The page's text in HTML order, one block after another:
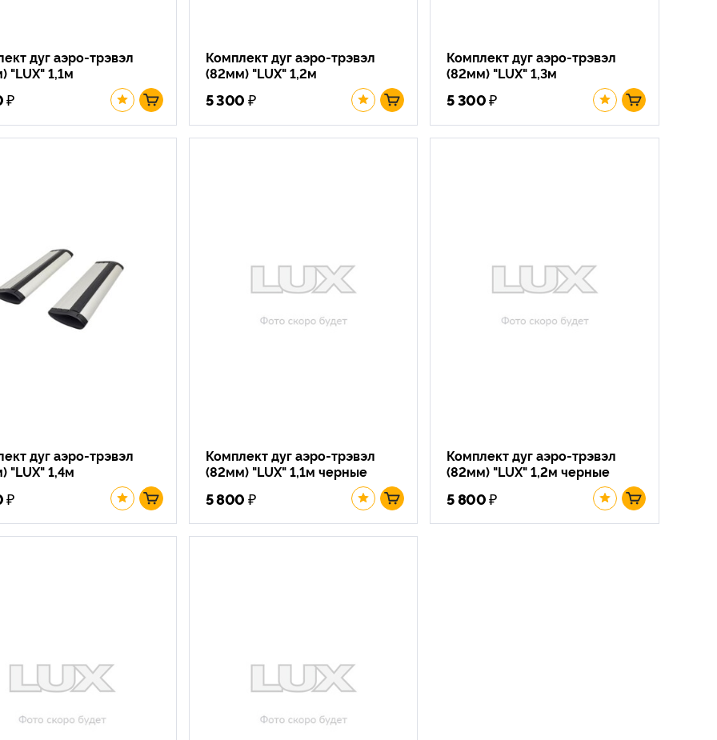
дуг аэро-трэвэл
"LUX" 1,1м
₽
Комплект дуг аэро-трэвэл
(82мм) "LUX" 1,2м
5 300 ₽
Комплект дуг аэро-трэвэл
(82мм) "LUX" 1,3м
5 300₽
дуг аэро-трэвэл
"LUX" 1,4м
₽
Комплект дуг аэро-трэвэл
(82мм) "LUX" 1,1м черные
5 800 ₽
Комплект дуг аэро-трэвэл
(82мм) "LUX" 1,2м черные
5 800₽